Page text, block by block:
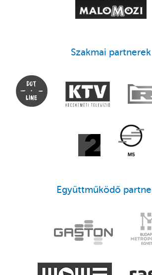
Szakmai partnerek
Együttműködő